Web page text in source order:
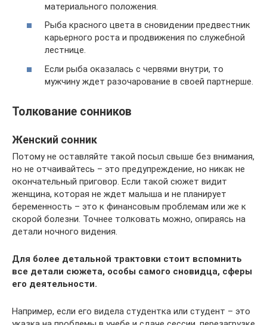
материального положения.
Рыба красного цвета в сновидении предвестник
карьерного роста и продвижения по служебной
лестнице.
Если рыба оказалась с червями внутри, то
мужчину ждет разочарование в своей партнерше.
Толкование сонников
Женский сонник
Потому не оставляйте такой посыл свыше без внимания,
но не отчаивайтесь – это предупреждение, но никак не
окончательный приговор. Если такой сюжет видит
женщина, которая не ждет малыша и не планирует
беременность – это к финансовым проблемам или же к
скорой болезни. Точнее толковать можно, опираясь на
детали ночного видения.
Для более детальной трактовки стоит вспомнить
все детали сюжета, особы самого сновидца, сферы
его деятельности.
Например, если его видела студентка или студент – это